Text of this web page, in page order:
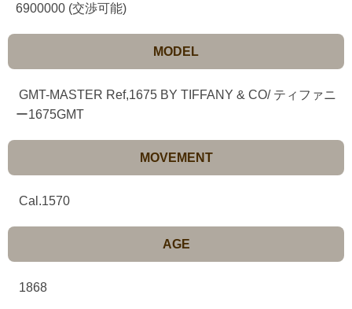
6900000 (交渉可能)
MODEL
GMT-MASTER Ref,1675 BY TIFFANY & CO/ ティファニ
ー1675GMT
MOVEMENT
Cal.1570
AGE
1868